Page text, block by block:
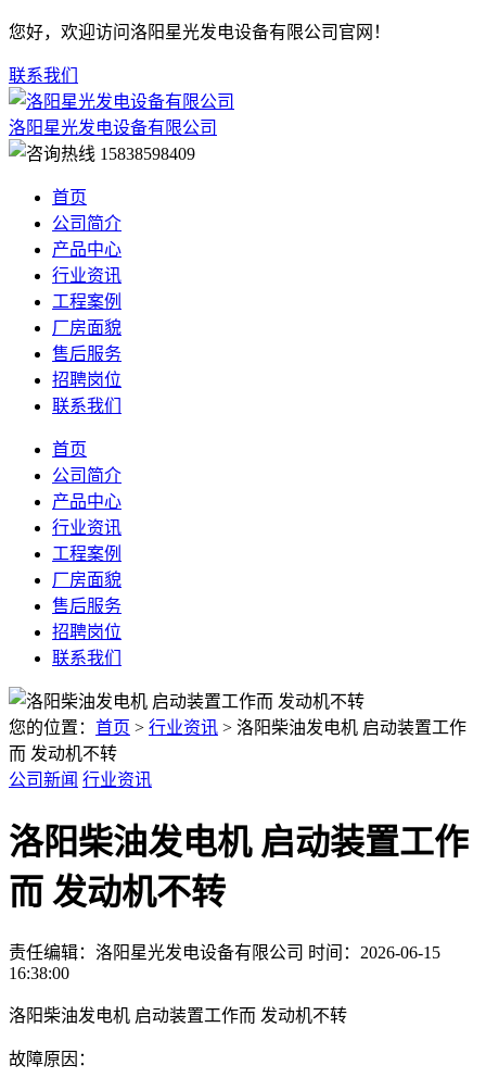
您好，欢迎访问洛阳星光发电设备有限公司官网！
联系我们
洛阳星光发电设备有限公司
15838598409
首页
公司简介
产品中心
行业资讯
工程案例
厂房面貌
售后服务
招聘岗位
联系我们
首页
公司简介
产品中心
行业资讯
工程案例
厂房面貌
售后服务
招聘岗位
联系我们
您的位置： 首页 > 行业资讯 > 洛阳柴油发电机 启动装置工作
而 发动机不转
公司新闻 行业资讯
洛阳柴油发电机 启动装置工作
而 发动机不转
责任编辑：洛阳星光发电设备有限公司 时间：2026-06-15
16:38:00
洛阳柴油发电机 启动装置工作而 发动机不转
故障原因：